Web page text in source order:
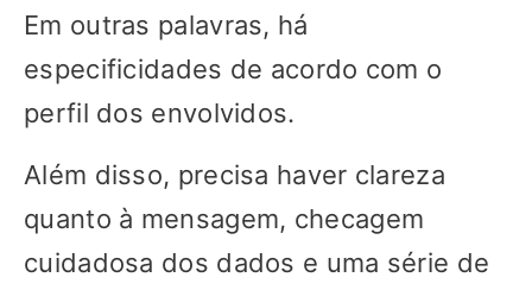
Em outras palavras, há
especificidades de acordo com o
perfil dos envolvidos.
Além disso, precisa haver clareza
quanto à mensagem, checagem
cuidadosa dos dados e uma série de